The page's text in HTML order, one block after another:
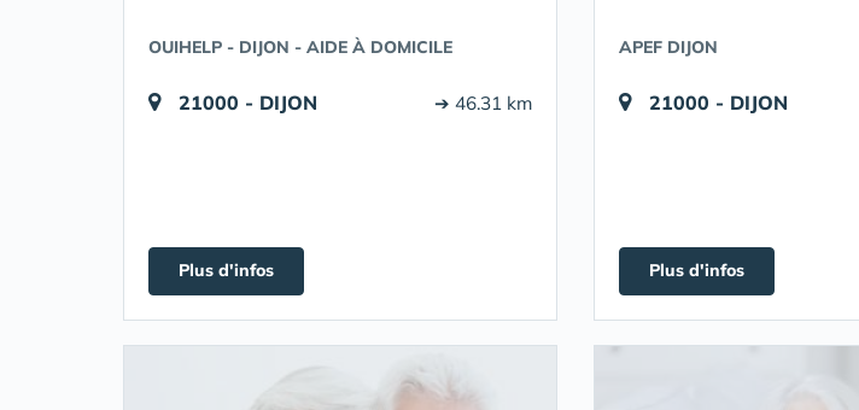
OUIHELP - DIJON - AIDE À DOMICILE
21000 - DIJON ➔ 46.31 km
Plus d'infos
APEF DIJON
21000 - DIJON
Plus d'infos